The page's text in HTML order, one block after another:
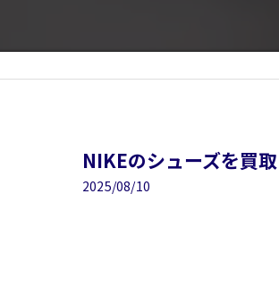
NIKEのシューズを買
2025/08/10